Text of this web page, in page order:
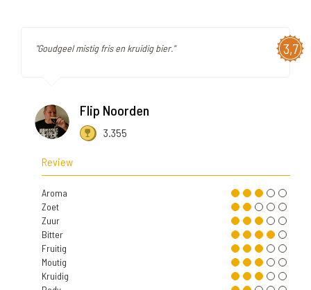
3,7
"Goudgeel mistig fris en kruidig bier."
Flip Noorden
3.355
Review
Aroma
Zoet
Zuur
Bitter
Fruitig
Moutig
Kruidig